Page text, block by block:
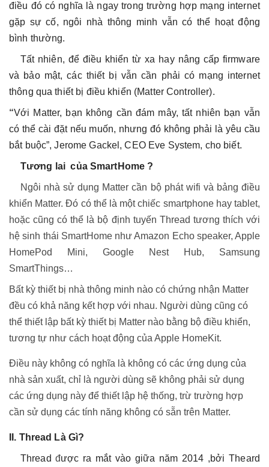
điều đó có nghĩa là ngay trong trường hợp mạng internet
gặp sự cố, ngôi nhà thông minh vẫn có thể hoạt động
bình thường.
Tất nhiên, để điều khiển từ xa hay nâng cấp firmware
và bảo mật, các thiết bị vẫn cần phải có mạng internet
thông qua thiết bị điều khiển (Matter Controller).
“Với Matter, bạn không cần đám mây, tất nhiên bạn vẫn
có thể cài đặt nếu muốn, nhưng đó không phải là yêu cầu
bắt buộc”, Jerome Gackel, CEO Eve System, cho biết.
Tương lai của SmartHome ?
Ngôi nhà sử dụng Matter cần bộ phát wifi và bảng điều
khiển Matter. Đó có thể là một chiếc smartphone hay tablet,
hoặc cũng có thể là bộ định tuyến Thread tương thích với
hệ sinh thái SmartHome như Amazon Echo speaker, Apple
HomePod Mini, Google Nest Hub, Samsung
SmartThings…
Bất kỳ thiết bị nhà thông minh nào có chứng nhận Matter
đều có khả năng kết hợp với nhau. Người dùng cũng có
thể thiết lập bất kỳ thiết bị Matter nào bằng bộ điều khiển,
tương tự như cách hoạt động của Apple HomeKit.
Điều này không có nghĩa là không có các ứng dụng của
nhà sản xuất, chỉ là người dùng sẽ không phải sử dụng
các ứng dụng này để thiết lập hệ thống, trừ trường hợp
cần sử dụng các tính năng không có sẵn trên Matter.
II. Thread Là Gì?
Thread được ra mắt vào giữa năm 2014 ,bởi Theard